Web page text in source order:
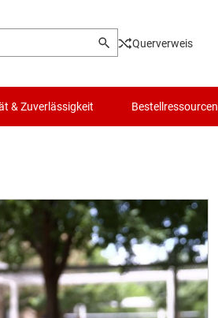
Querverweis
& Zuverlässigkeit Bestellressourcen